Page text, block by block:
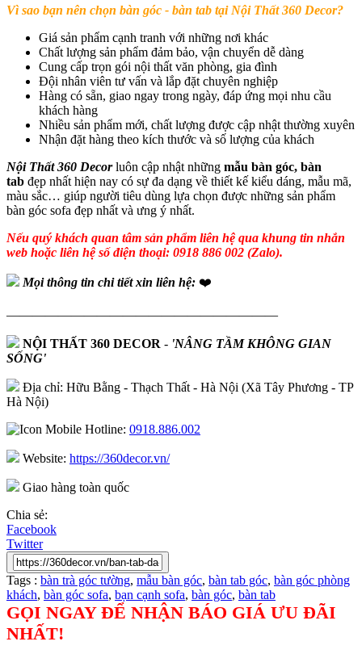
Vì sao bạn nên chọn bàn góc - bàn tab tại Nội Thất 360 Decor?
Giá sản phẩm cạnh tranh với những nơi khác
Chất lượng sản phẩm đảm bảo, vận chuyển dễ dàng
Cung cấp trọn gói nội thất văn phòng, gia đình
Đội nhân viên tư vấn và lắp đặt chuyên nghiệp
Hàng có sẵn, giao ngay trong ngày, đáp ứng mọi nhu cầu
khách hàng
Nhiều sản phẩm mới, chất lượng được cập nhật thường xuyên
Nhận đặt hàng theo kích thước và số lượng của khách
Nội Thất 360 Decorluôn cập nhật những mẫu bàn góc, bàn
tab đẹp nhất hiện nay có sự đa dạng về thiết kế kiểu dáng, mẫu mã,
màu sắc… giúp người tiêu dùng lựa chọn được những sản phẩm
bàn góc sofa đẹp nhất và ưng ý nhất.
Nếu quý khách quan tâm sản phẩm liên hệ qua khung tin nhắn
web hoặc liên hệ số điện thoại: 0918 886 002 (Zalo).
Mọi thông tin chi tiết xin liên hệ: ❤️
—————————————————————
NỘI THẤT 360 DECOR - 'NÂNG TẦM KHÔNG GIAN
SỐNG'
Địa chỉ: Hữu Bằng - Thạch Thất - Hà Nội (Xã Tây Phương - TP
Hà Nội)
Hotline: 0918.886.002
Website: https://360decor.vn/
Giao hàng toàn quốc
Chia sẻ:
Facebook
Twitter
Tags : bàn trà góc tường, mẫu bàn góc, bàn tab góc, bàn góc phòng
khách, bàn góc sofa, bạn cạnh sofa, bàn góc, bàn tab
GỌI NGAY ĐỂ NHẬN BÁO GIÁ ƯU ĐÃI
NHẤT!